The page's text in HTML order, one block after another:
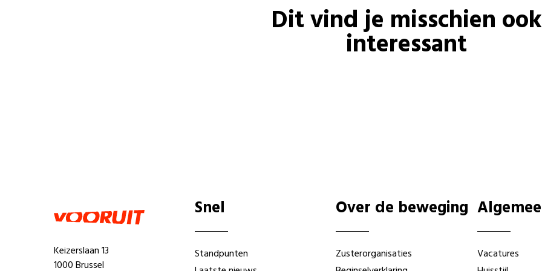
Dit vind je misschien ook
interessant
Keizerslaan 13
1000 Brussel
Snel
Standpunten
Over de beweging
Zusterorganisaties
Vacatures